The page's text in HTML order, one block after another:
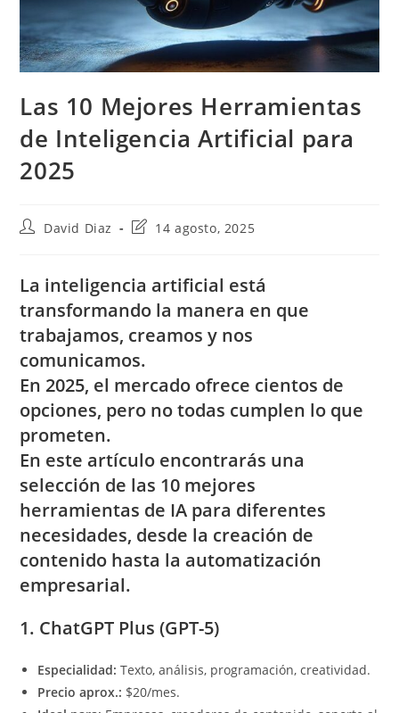
Las 10 Mejores Herramientas
de Inteligencia Artificial para
2025
Autor
entrada:
David Diaz
Última
la
entrada:
14 agosto, 2025
La inteligencia artificial está
transformando la manera en que
trabajamos, creamos y nos
comunicamos.
En 2025, el mercado ofrece cientos de
opciones, pero no todas cumplen lo que
prometen.
En este artículo encontrarás una
selección de las 10 mejores
herramientas de IA para diferentes
necesidades, desde la creación de
contenido hasta la automatización
empresarial.
1. ChatGPT Plus (GPT-5)
Especialidad: Texto, análisis, programación, creatividad.
Precio aprox.: $20/mes.